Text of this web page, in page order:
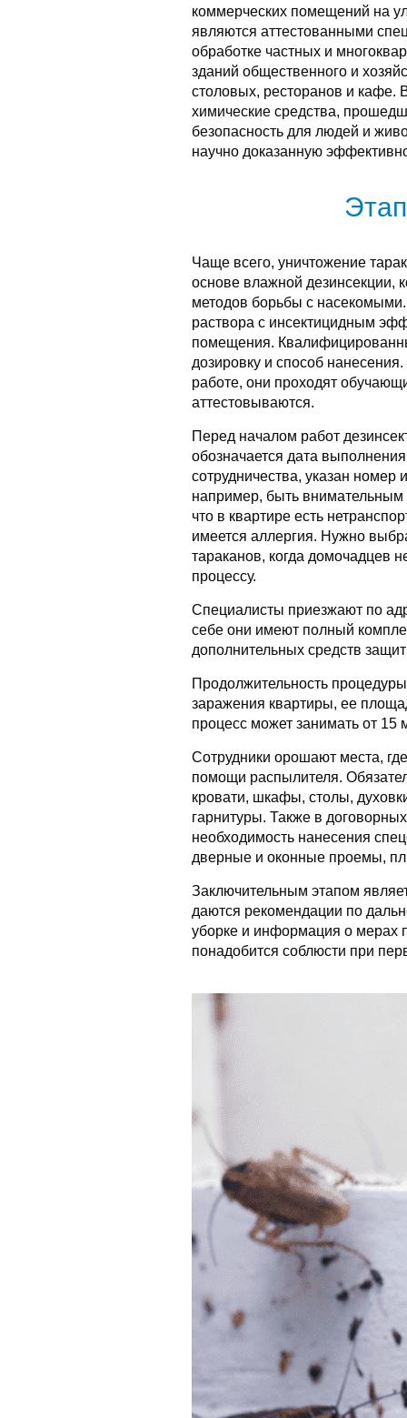
коммерческих помещений на
являются аттестованными
обработке частных и
зданий общественного и
столовых, ресторанов и кафе.
химические средства,
безопасность для людей и
научно доказанную
Чаще всего, уничтожение
основе влажной дезинсекции,
методов борьбы с
раствора с инсектицидным
помещения.
дозировку и способ
работе, они проходят
аттестовываются.
Перед началом работ
обозначается дата
сотрудничества, указан
например, быть внимательным
что в квартире есть
имеется аллергия. Нужно
тараканов, когда домочадцев
процессу.
Специалисты приезжают по
себе они имеют полный
дополнительных средств
Продолжительность
заражения квартиры, ее
процесс может занимать от 15
Сотрудники орошают места,
помощи распылителя.
кровати, шкафы, столы,
гарнитуры. Также в
необходимость нанесения
дверные и оконные проемы,
Заключительным этапом
даются рекомендации по
уборке и информация о мерах
понадобится соблюсти при